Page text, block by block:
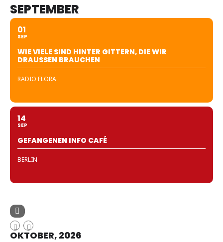
SEPTEMBER
01
SEP
WIE VIELE SIND HINTER GITTERN, DIE WIR
DRAUSSEN BRAUCHEN
RADIO FLORA
14
SEP
GEFANGENEN INFO CAFÉ
BERLIN
OKTOBER, 2026